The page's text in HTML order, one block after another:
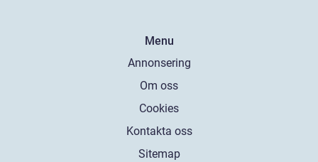
Menu
Annonsering
Om oss
Cookies
Kontakta oss
Sitemap